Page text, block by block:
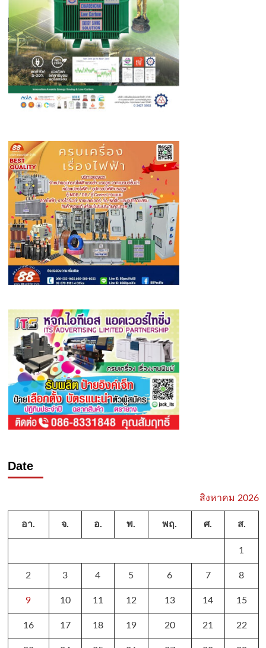
Date
สิงหาคม 2026
อา. จ. อ. พ. พฤ. ศ. ส.
1
2 3 4 5 6 7 8
9 10 11 12 13 14 15
16 17 18 19 20 21 22